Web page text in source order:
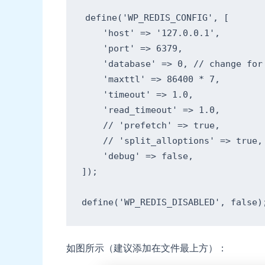
define( 'WP_REDIS_CONFIG' ,
[
'host'
=> '127.0.0.1' ,
'port'
=> 6379 ,
'database'
=> 0 ,
// change
'maxttl'
=> 86400 * 7 ,
'timeout'
=> 1.0 ,
'read_timeout'
=> 1.0 ,
// 'prefetch' => true,
// 'split_alloptions' => true,
'debug'
=> false,
] ) ;
define( 'WP_REDIS_DISABLED' , false)
如图所示（建议添加在文件最上方）：